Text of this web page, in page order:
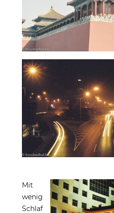
Mit
wenig
Schlaf